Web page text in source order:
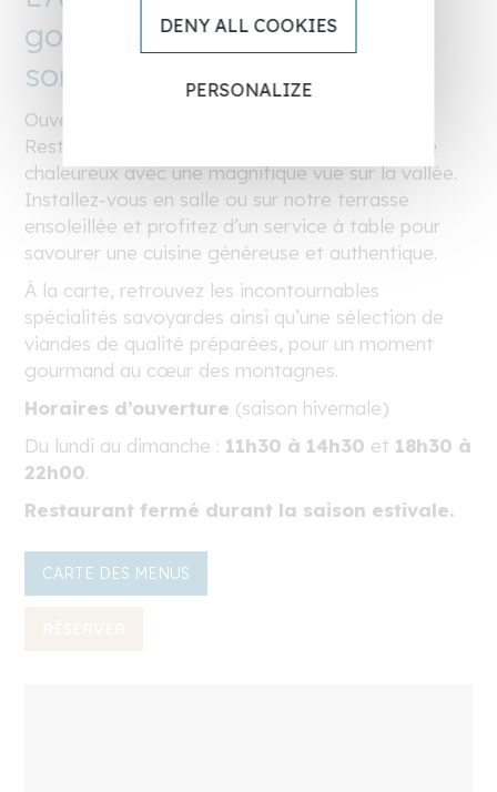
gourmande au cœur des
sommets
Ouvert à tous durant la saison hivernale, le
Restaurant L’Alpin vous accueille dans un cadre
chaleureux avec une magnifique vue sur la vallée.
Installez-vous en salle ou sur notre terrasse
ensoleillée et profitez d’un service à table pour
savourer une cuisine généreuse et authentique.
À la carte, retrouvez les incontournables
spécialités savoyardes ainsi qu’une sélection de
viandes de qualité préparées, pour un moment
gourmand au cœur des montagnes.
Horaires d’ouverture (saison hivernale)
Du lundi au dimanche : 11h30 à 14h30 et 18h30 à
22h00.
Restaurant fermé durant la saison estivale.
CARTE DES MENUS
DENY ALL COOKIES
PERSONALIZE